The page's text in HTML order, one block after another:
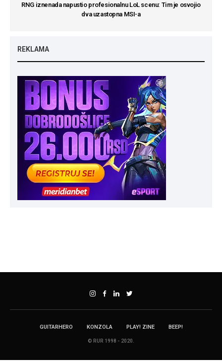
RNG iznenada napustio profesionalnu LoL scenu: Tim je osvojio
dva uzastopna MSI-a
REKLAMA
GUITARHERO KONZOLA PLAY! ZINE BEEP!
© RUR 1998 - 2020.